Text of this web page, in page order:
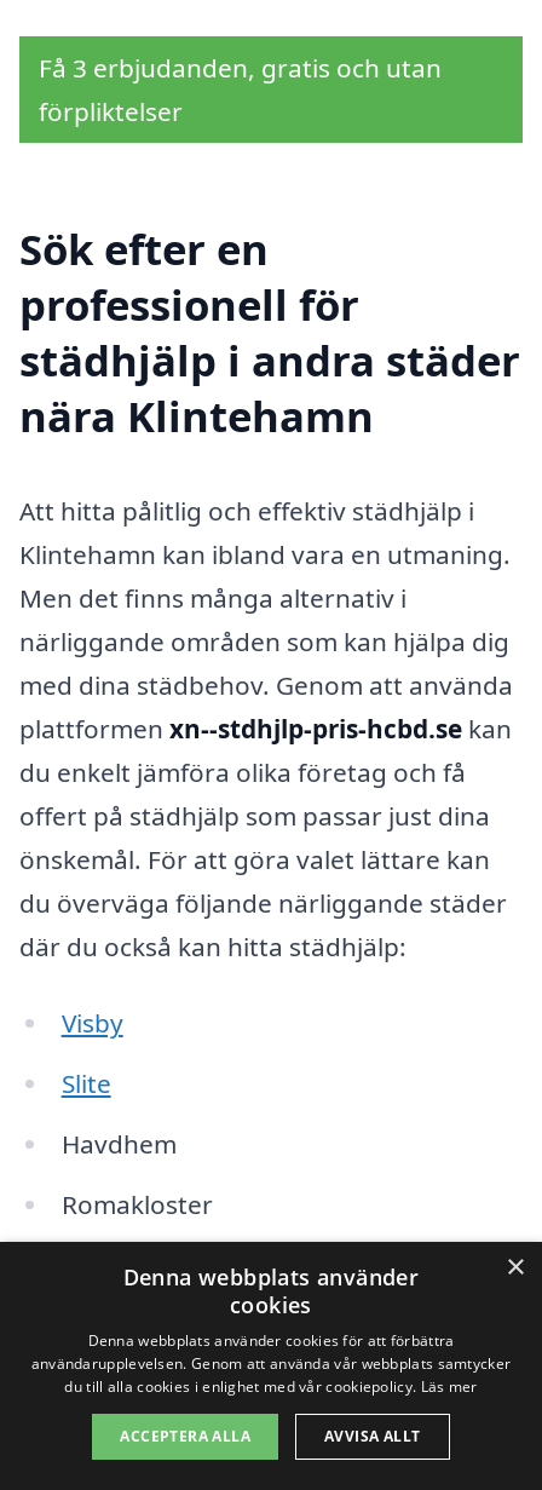
Få 3 erbjudanden, gratis och utan
förpliktelser
Sök efter en
professionell för
städhjälp i andra städer
nära Klintehamn
Att hitta pålitlig och effektiv städhjälp i
Klintehamn kan ibland vara en utmaning.
Men det finns många alternativ i
närliggande områden som kan hjälpa dig
med dina städbehov. Genom att använda
plattformen xn--stdhjlp-pris-hcbd.se kan
du enkelt jämföra olika företag och få
offert på städhjälp som passar just dina
önskemål. För att göra valet lättare kan
du överväga följande närliggande städer
där du också kan hitta städhjälp:
Visby
Slite
Havdhem
Romakloster
Lärbro
Östergarn
När du söker efter städhjälp är det viktigt
×
Denna webbplats använder
cookies
Denna webbplats använder cookies för att förbättra
användarupplevelsen. Genom att använda vår webbplats samtycker
du till alla cookies i enlighet med vår cookiepolicy. Läs mer
ACCEPTERA ALLA AVVISA ALLT